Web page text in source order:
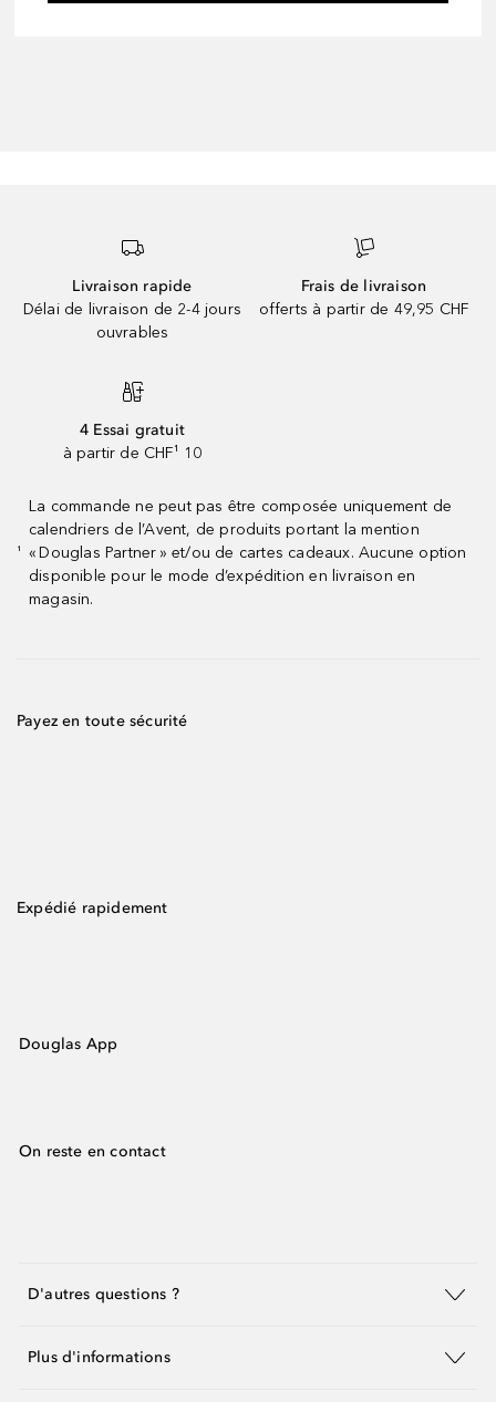
Livraison rapide
Délai de livraison de 2-4 jours
ouvrables
Frais de livraison
offerts à partir de 49,95 CHF
4 Essai gratuit
à partir de CHF¹ 10
¹
La commande ne peut pas être composée uniquement de
calendriers de l’Avent, de produits portant la mention
« Douglas Partner » et/ou de cartes cadeaux. Aucune option
disponible pour le mode d’expédition en livraison en
magasin.
Payez en toute sécurité
Expédié rapidement
Douglas App
On reste en contact
D'autres questions ?
Plus d'informations